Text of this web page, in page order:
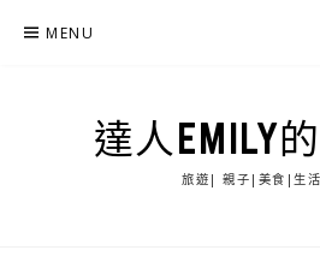
MENU
達人EMILY
旅遊| 親子|美食|生